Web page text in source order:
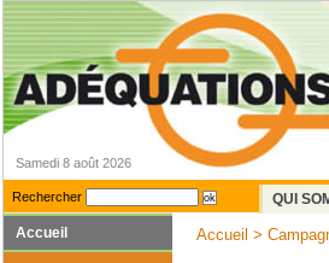
Samedi 8 août 2026
Rechercher QUI
Accueil
Accueil >